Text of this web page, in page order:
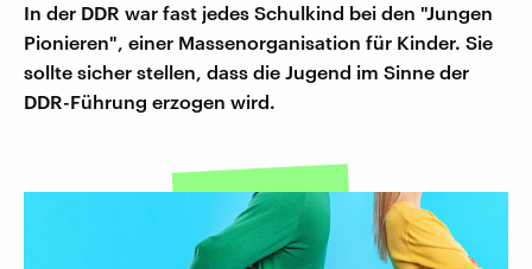
In der DDR war fast jedes Schulkind bei den "Jungen
Pionieren", einer Massenorganisation für Kinder. Sie
sollte sicher stellen, dass die Jugend im Sinne der
DDR-Führung erzogen wird.